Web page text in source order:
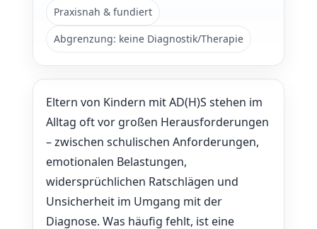
Praxisnah & fundiert
Abgrenzung: keine Diagnostik/Therapie
Eltern von Kindern mit AD(H)S stehen im
Alltag oft vor großen Herausforderungen
– zwischen schulischen Anforderungen,
emotionalen Belastungen,
widersprüchlichen Ratschlägen und
Unsicherheit im Umgang mit der
Diagnose. Was häufig fehlt, ist eine